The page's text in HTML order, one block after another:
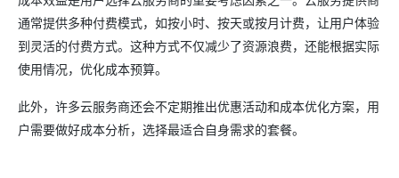
通常提供多种付费模式，如按小时、按天或按月计费，让用户体验
到灵活的付费方式。这种方式不仅减少了资源浪费，还能根据实际
使用情况，优化成本预算。
此外，许多云服务商还会不定期推出优惠活动和成本优化方案，用
户需要做好成本分析，选择最适合自身需求的套餐。